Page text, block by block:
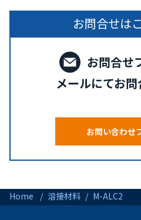
お問合せは
お問合せ
メールにてお
お問い合わせ
Home 溶接材料 M-ALC2